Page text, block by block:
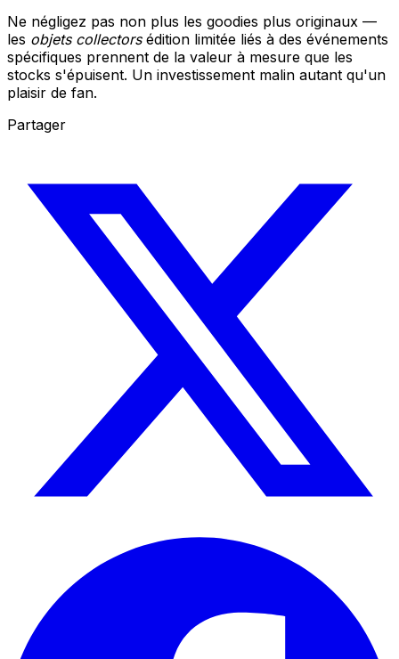
Ne négligez pas non plus les goodies plus originaux —
les objets collectorsédition limitée liés à des événements
spécifiques prennent de la valeur à mesure que les
stocks s'épuisent. Un investissement malin autant qu'un
plaisir de fan.
Partager